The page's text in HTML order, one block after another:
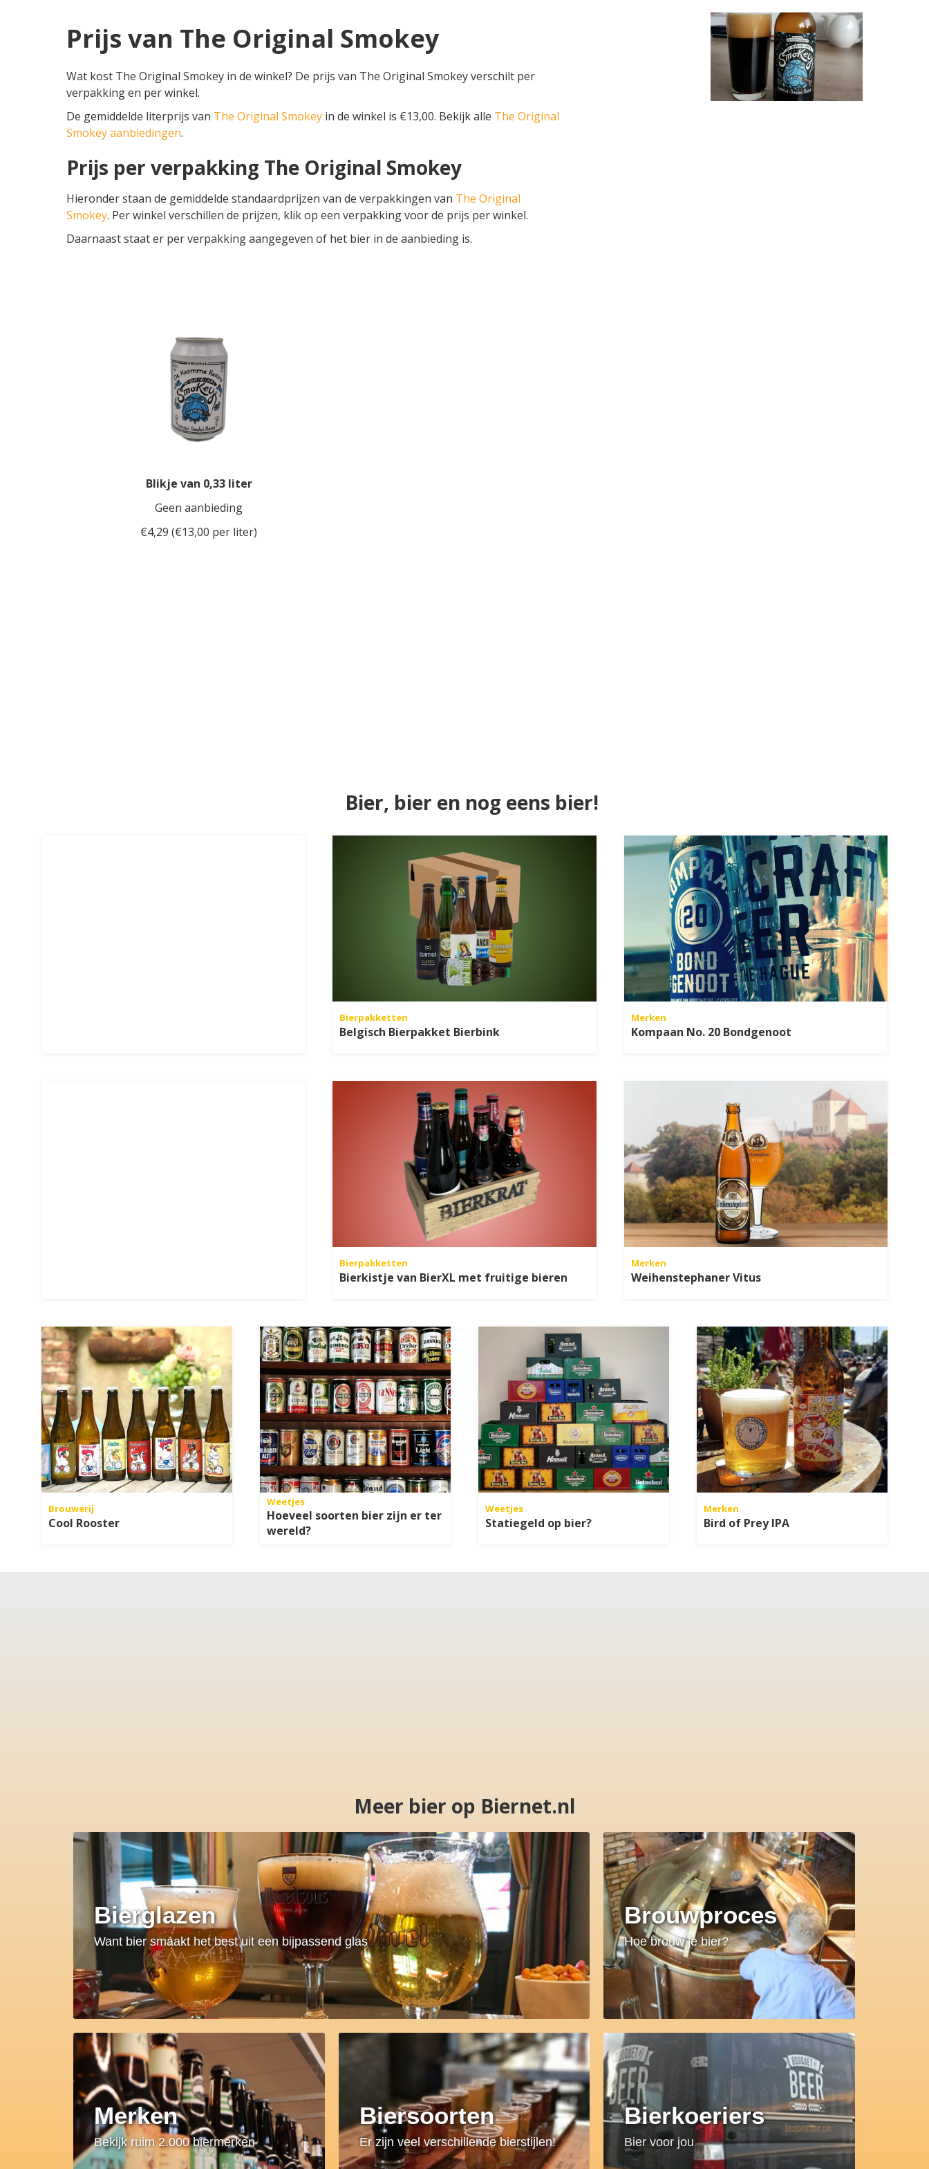
Prijs van The Original Smokey
Wat kost The Original Smokey in de winkel? De prijs van The Original Smokey verschilt per
verpakking en per winkel.
De gemiddelde literprijs van The Original Smokey in de winkel is €13,00. Bekijk alle The Original
Smokey aanbiedingen.
Prijs per verpakking The Original Smokey
Hieronder staan de gemiddelde standaardprijzen van de verpakkingen van The Original
Smokey. Per winkel verschillen de prijzen, klik op een verpakking voor de prijs per winkel.
Daarnaast staat er per verpakking aangegeven of het bier in de aanbieding is.
Blikje van 0,33 liter
Geen aanbieding
€4,29 (€13,00 per liter)
Bier, bier en nog eens bier!
Bierpakketten
Belgisch Bierpakket Bierbink
Merken
Kompaan No. 20 Bondgenoot
Bierpakketten
Bierkistje van BierXL met fruitige bieren
Merken
Weihenstephaner Vitus
Brouwerij
Cool Rooster
Weetjes
Hoeveel soorten bier zijn er ter
wereld?
Weetjes
Statiegeld op bier?
Merken
Bird of Prey IPA
Meer bier op Biernet.nl
Bierglazen
Want bier smaakt het best uit een bijpassend glas
Brouwproces
Hoe brouw je bier?
Merken
Bekijk ruim 2.000 biermerken
Biersoorten
Er zijn veel verschillende bierstijlen!
Bierkoeriers
Bier voor jou